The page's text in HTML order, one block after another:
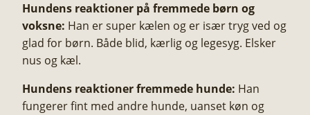
Hundens reaktioner på fremmede børn og
voksne: Han er super kælen og er især tryg ved og
glad for børn. Både blid, kærlig og legesyg. Elsker
nus og kæl.
Hundens reaktioner fremmede hunde: Han
fungerer fint med andre hunde, uanset køn og